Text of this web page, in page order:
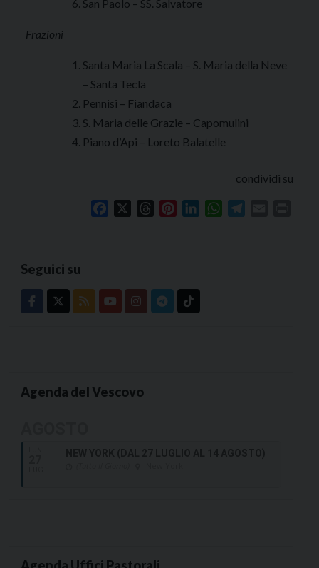
San Paolo – SS. Salvatore
Frazioni
Santa Maria La Scala – S. Maria della Neve
– Santa Tecla
Pennisi – Fiandaca
S. Maria delle Grazie – Capomulini
Piano d’Api – Loreto Balatelle
condividi su
Facebook ThreadsPinterestLinkedInWhatsApp
Seguici su
Agenda del Vescovo